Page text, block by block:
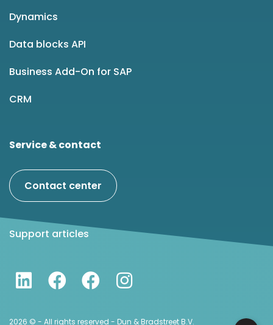
Dynamics
Data blocks API
Business Add-On for SAP
CRM
Service & contact
Contact center
Support articles
2026 © - All rights reserved - Dun & Bradstreet B.V.